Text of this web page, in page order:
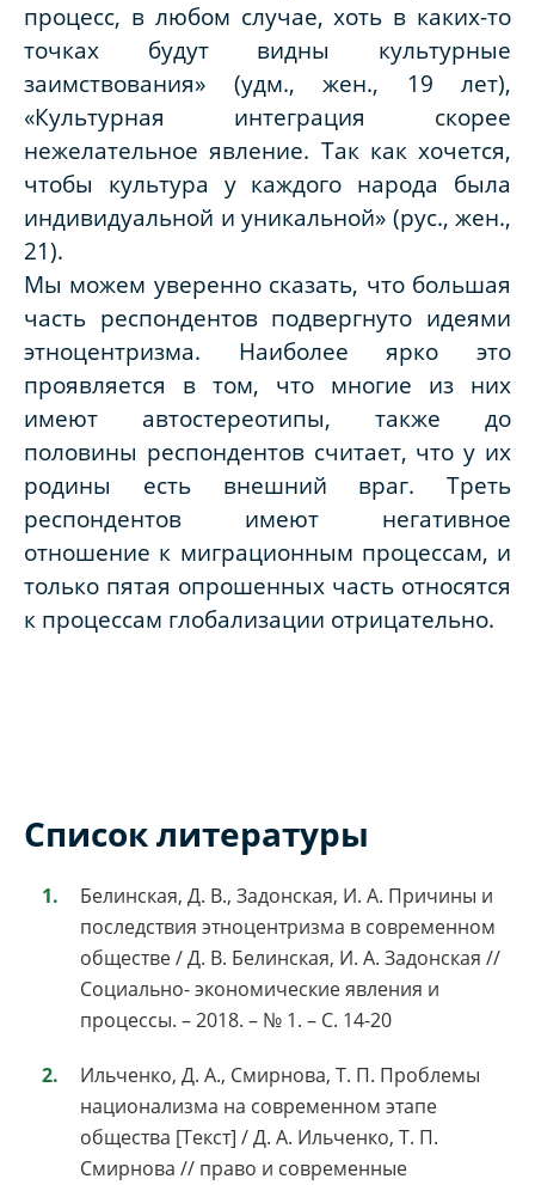
процесс, в любом случае, хоть в каких-то
точках будут видны культурные
заимствования» (удм., жен., 19 лет),
«Культурная интеграция
скорее
нежелательное явление. Так как хочется,
чтобы культура у каждого народа была
индивидуальной и уникальной» (рус., жен.,
21).
Мы можем уверенно сказать, что большая
часть респондентов подвергнуто идеями
этноцентризма. Наиболее ярко это
проявляется в том, что многие из них
имеют автостереотипы, также до
половины респондентов считает, что у их
родины есть внешний враг. Треть
респондентов имеют негативное
отношение к миграционным процессам, и
только пятая опрошенных часть относятся
к процессам глобализации отрицательно.
Список литературы
Белинская, Д. В., Задонская, И. А. Причины и
последствия этноцентризма в современном
обществе / Д. В. Белинская, И. А. Задонская //
Социально- экономические явления и
процессы. – 2018. – № 1. – С. 14-20
Ильченко, Д. А., Смирнова, Т. П. Проблемы
национализма на современном этапе
общества [Текст] / Д. А. Ильченко, Т. П.
Смирнова // право и современные